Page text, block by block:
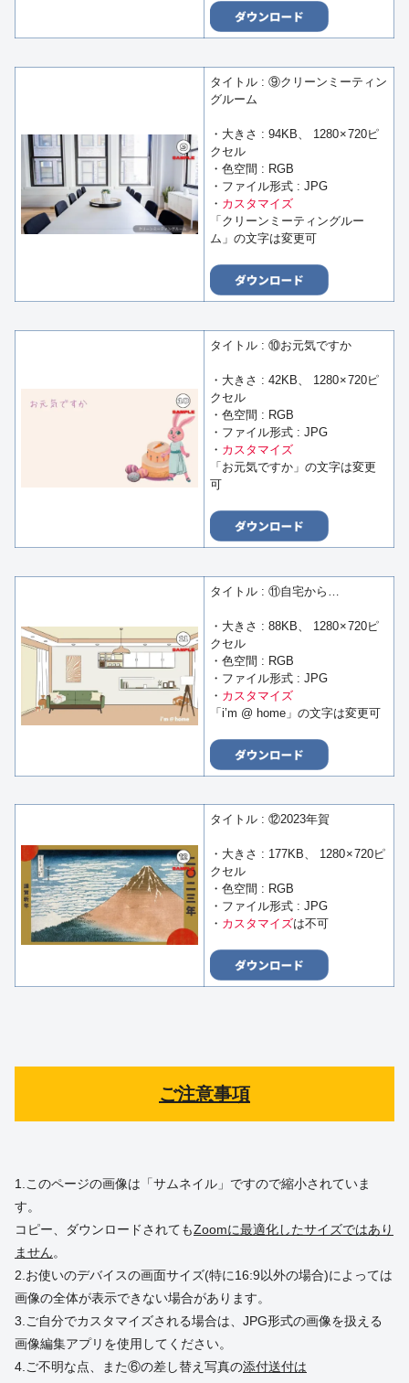
タイトル : ⑨クリーンミーティン
グルーム
・大きさ : 94KB、 1280 × 720ピ
クセル
・色空間 : RGB
・ファイル形式 : JPG
・ カスタマイズ
「クリーンミーティングルー
ム」の文字は変更可
タイトル : ⑩お元気ですか
・大きさ : 42KB、 1280 × 720ピ
クセル
・色空間 : RGB
・ファイル形式 : JPG
・ カスタマイズ
「お元気ですか」の文字は変更
可
タイトル : ⑪自宅から…
・大きさ : 88KB、 1280 × 720ピ
クセル
・色空間 : RGB
・ファイル形式 : JPG
・ カスタマイズ
「i’m @ home」の文字は変更可
タイトル : ⑫2023年賀
・大きさ : 177KB、 1280 × 720ピ
クセル
・色空間 : RGB
・ファイル形式 : JPG
・ カスタマイズは不可
ご注意事項
1.このページの画像は「サムネイル」ですので縮小されていま
す。
コピー、ダウンロードされてもZoomに最適化したサイズではあり
ません。
2.お使いのデバイスの画面サイズ(特に16:9以外の場合)によっては
画像の全体が表示できない場合があります。
3.ご自分でカスタマイズされる場合は、JPG形式の画像を扱える
画像編集アプリを使用してください。
4.ご不明な点、また⑥の差し替え写真の添付送付は